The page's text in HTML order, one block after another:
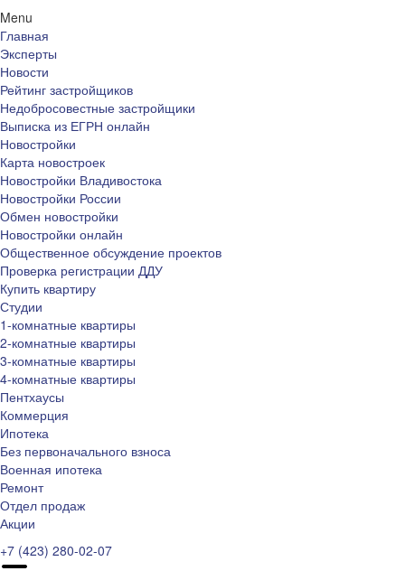
Menu
Главная
Эксперты
Новости
Рейтинг застройщиков
Недобросовестные застройщики
Выписка из ЕГРН онлайн
Новостройки
Карта новостроек
Новостройки Владивостока
Новостройки России
Обмен новостройки
Новостройки онлайн
Общественное обсуждение проектов
Проверка регистрации ДДУ
Купить квартиру
Студии
1-комнатные квартиры
2-комнатные квартиры
3-комнатные квартиры
4-комнатные квартиры
Пентхаусы
Коммерция
Ипотека
Без первоначального взноса
Военная ипотека
Ремонт
Отдел продаж
Акции
+7 (423) 280-02-07